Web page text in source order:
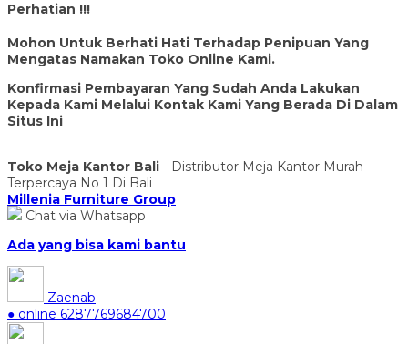
Perhatian !!!
Mohon Untuk Berhati Hati Terhadap Penipuan Yang
Mengatas Namakan Toko Online Kami.
Konfirmasi Pembayaran Yang Sudah Anda Lakukan
Kepada Kami Melalui Kontak Kami Yang Berada Di Dalam
Situs Ini
Toko Meja Kantor Bali - Distributor Meja Kantor Murah
Terpercaya No 1 Di Bali
Millenia Furniture Group
Chat via Whatsapp
Ada yang bisa kami bantu
Zaenab
● online 6287769684700